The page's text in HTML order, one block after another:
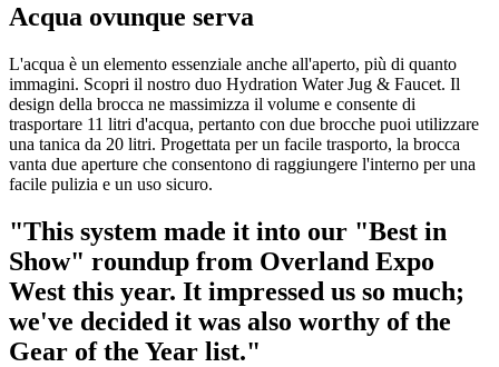
Acqua ovunque serva
L'acqua è un elemento essenziale anche all'aperto, più di quanto
immagini. Scopri il nostro duo Hydration Water Jug & Faucet. Il
design della brocca ne massimizza il volume e consente di
trasportare 11 litri d'acqua, pertanto con due brocche puoi utilizzare
una tanica da 20 litri. Progettata per un facile trasporto, la brocca
vanta due aperture che consentono di raggiungere l'interno per una
facile pulizia e un uso sicuro.
"This system made it into our "Best in
Show" roundup from Overland Expo
West this year. It impressed us so much;
we've decided it was also worthy of the
Gear of the Year list."